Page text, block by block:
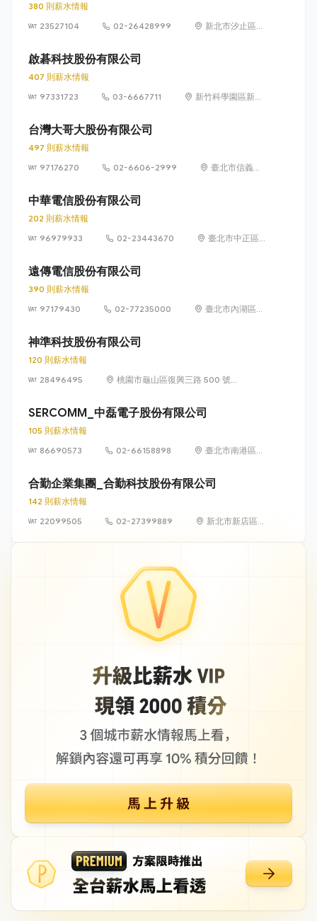
380 則薪水情報
23527104
02-26428999
新北市汐止區樟
啟碁科技股份有限公司
407 則薪水情報
97331723
03-6667711
新竹科學園區新竹
台灣大哥大股份有限公司
497 則薪水情報
97176270
02-6606-2999
臺北市信義區
中華電信股份有限公司
202 則薪水情報
96979933
02-23443670
臺北市中正區
遠傳電信股份有限公司
390 則薪水情報
97179430
02-77235000
臺北市內湖區瑞
神準科技股份有限公司
120 則薪水情報
28496495
桃園市龜山區復興三路 500 號
SERCOMM_中磊電子股份有限公司
105 則薪水情報
86690573
02-66158898
臺北市南港區三
號8樓
合勤企業集團_合勤科技股份有限公司
142 則薪水情報
22099505
02-27399889
新北市新店區北